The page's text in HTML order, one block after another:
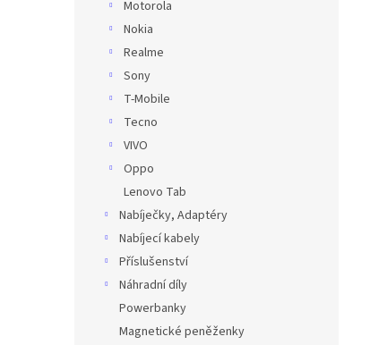
Motorola
Nokia
Realme
Sony
T-Mobile
Tecno
VIVO
Oppo
Lenovo Tab
Nabíječky, Adaptéry
Nabíjecí kabely
Příslušenství
Náhradní díly
Powerbanky
Magnetické peněženky